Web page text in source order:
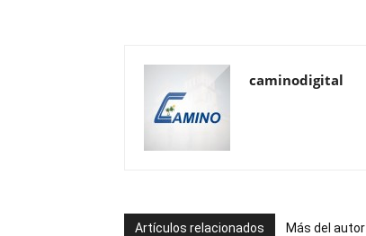
caminodigital
Artículos relacionados Más del autor